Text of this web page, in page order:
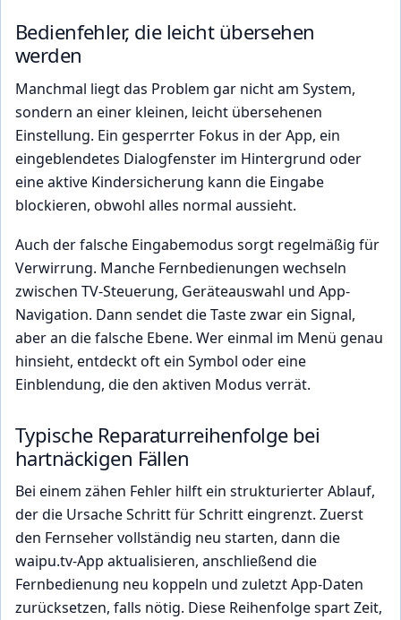
Bedienfehler, die leicht übersehen
werden
Manchmal liegt das Problem gar nicht am System,
sondern an einer kleinen, leicht übersehenen
Einstellung. Ein gesperrter Fokus in der App, ein
eingeblendetes Dialogfenster im Hintergrund oder
eine aktive Kindersicherung kann die Eingabe
blockieren, obwohl alles normal aussieht.
Auch der falsche Eingabemodus sorgt regelmäßig für
Verwirrung. Manche Fernbedienungen wechseln
zwischen TV-Steuerung, Geräteauswahl und App-
Navigation. Dann sendet die Taste zwar ein Signal,
aber an die falsche Ebene. Wer einmal im Menü genau
hinsieht, entdeckt oft ein Symbol oder eine
Einblendung, die den aktiven Modus verrät.
Typische Reparaturreihenfolge bei
hartnäckigen Fällen
Bei einem zähen Fehler hilft ein strukturierter Ablauf,
der die Ursache Schritt für Schritt eingrenzt. Zuerst
den Fernseher vollständig neu starten, dann die
waipu.tv-App aktualisieren, anschließend die
Fernbedienung neu koppeln und zuletzt App-Daten
zurücksetzen, falls nötig. Diese Reihenfolge spart Zeit,